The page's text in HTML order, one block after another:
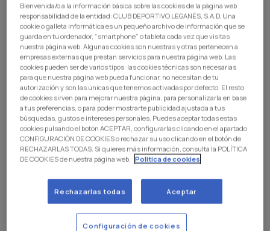
El entrenador del C.D. Leganés, Paco López,
compareció este sábado en rueda de prensa al
término del partido que enfrentó al equipo pepinero
y a la Real Sociedad 'B' en Anoeta, correspondiente
a la decimotercera jornada de LALIGA
HYPERMOTION, y que terminó con victoria local por
Bienvenida/o a la información básica sobre las cookies de la página web
responsabilidad de la entidad: CLUB DEPORTIVO LEGANÉS, S.A.D. Una
cookie o galleta informática es un pequeño archivo de información que se
guarda en tu ordenador, “smartphone” o tableta cada vez que visitas
nuestra página web. Algunas cookies son nuestras y otras pertenecen a
empresas externas que prestan servicios para nuestra página web. Las
cookies pueden ser de varios tipos: las cookies técnicas son necesarias
para que nuestra página web pueda funcionar, no necesitan de tu
autorización y son las únicas que tenemos activadas por defecto. El resto
de cookies sirven para mejorar nuestra página, para personalizarla en base
a tus preferencias, o para poder mostrarte publicidad ajustada a tus
búsquedas, gustos e intereses personales. Puedes aceptar todas estas
cookies pulsando el botón ACEPTAR, configurarlas clicando en el apartado
CONFIGURACIÓN DE COOKIES o rechazar su uso clicando en el botón de
RECHAZARLAS TODAS. Si quieres más información, consulta la POLÍTICA
DE COOKIES de nuestra página web. Politica de cookies
Rechazarlas todas Aceptar
Configuración de cookies